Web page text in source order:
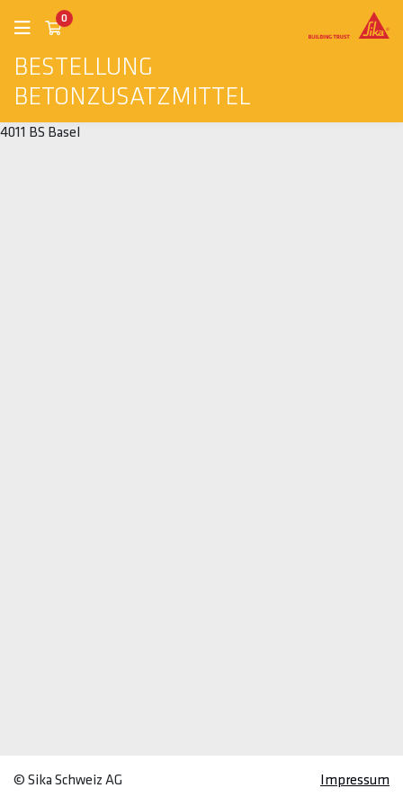
BESTELLUNG
BETONZUSATZMITTEL
0
4011 BS Basel
© Sika Schweiz AG Impressum